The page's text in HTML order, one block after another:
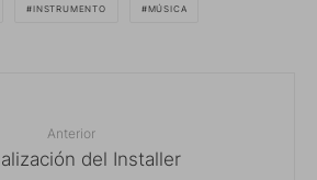
INSTRUMENTO MÚSICA
Anterior
del Installer